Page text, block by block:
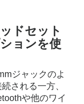
ドセット
ョンを使
ジャックのよ
される一方、
や他のワイ